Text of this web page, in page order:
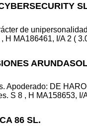
de
H MA186461, I/A 2 (
Apoderado: DE
S 8 , H MA158653, I/
86 SL.